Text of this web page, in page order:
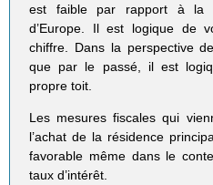
est faible par rapport à la
d’Europe. Il est logique de
chiffre. Dans la perspective
que par le passé, il est
propre toit.
Les mesures fiscales qui
l’achat de la résidence
favorable même dans le
taux d’intérêt.